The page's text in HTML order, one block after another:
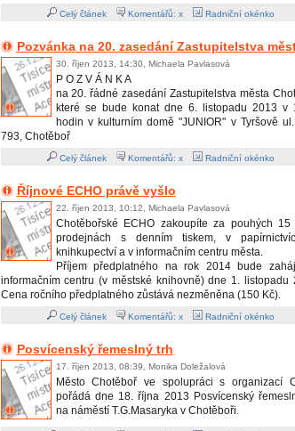
Celý článek Komentářů: x Radniční okénko
Pozvánka na 20. zasedání Zastupitelstva
30. říjen 2013, 14:30, Michaela Pavlasová
P O Z V Á N K A
na 20. řádné zasedání Zastupitelstva města
které se bude konat dne 6. listopadu 2013 v
hodin v kulturním domě "JUNIOR" v Tyršově
793, Chotěboř
Celý článek Komentářů: x Radniční okénko
Říjnové ECHO právě vyšlo
22. říjen 2013, 10:12, Michaela Pavlasová
Chotěbořské ECHO zakoupíte za pouhých
prodejnách s denním tiskem, v
knihkupectví a v informačním centru města.
Příjem předplatného na rok 2014 bude
informačním centru (v městské knihovně) dne 1. listopadu
Cena ročního předplatného zůstává nezměněna (150 Kč).
Celý článek Komentářů: x Radniční okénko
Posvícenský řemeslný trh
17. říjen 2013, 08:39, Monika Doležalová
Město Chotěboř ve spolupráci s organizací
pořádá dne 18. října 2013 Posvícenský
na náměstí T.G.Masaryka v Chotěboři.